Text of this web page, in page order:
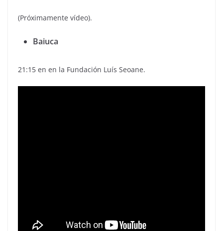
(Próximamente vídeo).
Baiuca
21:15 en en la Fundación Luís Seoane.